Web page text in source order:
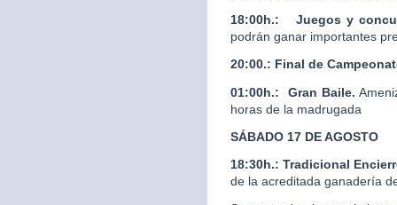
18:00h.:
Juegos y
podrán ganar importantes
20:00.: Final de
01:00h.: Gran Baile.
horas de la madrugada
SÁBADO 17 DE AGOSTO
18:30h.: Tradicional
de la acreditada ganadería